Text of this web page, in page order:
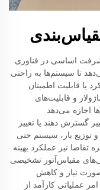
اساسی در فناوری
تا سیستم‌ها به راحتی
یا قابلیت اطمینان
و قابلیت‌های
اجازه می‌دهد
گسترش دهند یا تغییر
توزیع بار، سیستم حتی
نیز عملکرد بهینه
مقیاس‌آتور تشخیصی
نیاز و کاهش
عملیاتی کارآمد از